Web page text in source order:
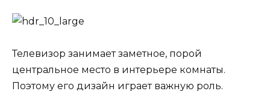
Телевизор занимает заметное, порой
центральное место в интерьере комнаты.
Поэтому его дизайн играет важную роль.